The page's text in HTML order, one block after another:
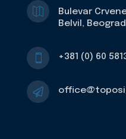

Bulevar
Belvil, Beograd
 +381 (0) 60
